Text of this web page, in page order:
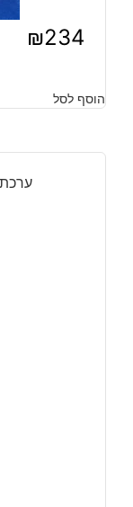
₪234
הוסף לסל